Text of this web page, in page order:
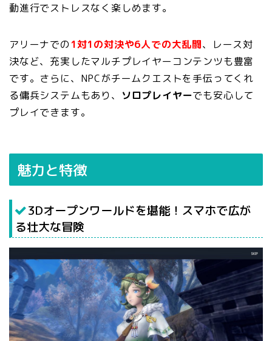
動進行でストレスなく楽しめます。
アリーナでの1対1の対決や6人での大乱闘、レース対
決など、充実したマルチプレイヤーコンテンツも豊富
です。さらに、NPCがチームクエストを手伝ってくれ
る傭兵システムもあり、 ソロプレイヤーでも安心して
プレイできます。
魅力と特徴
3Dオープンワールドを堪能！スマホで広が
る壮大な冒険